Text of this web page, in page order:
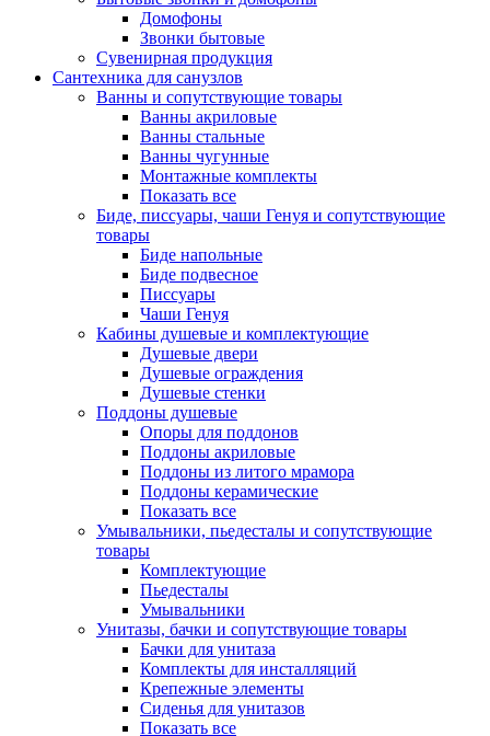
Домофоны
Звонки бытовые
Сувенирная продукция
Сантехника для санузлов
Ванны и сопутствующие товары
Ванны акриловые
Ванны стальные
Ванны чугунные
Монтажные комплекты
Показать все
Биде, писсуары, чаши Генуя и сопутствующие
товары
Биде напольные
Биде подвесное
Писсуары
Чаши Генуя
Кабины душевые и комплектующие
Душевые двери
Душевые ограждения
Душевые стенки
Поддоны душевые
Опоры для поддонов
Поддоны акриловые
Поддоны из литого мрамора
Поддоны керамические
Показать все
Умывальники, пьедесталы и сопутствующие
товары
Комплектующие
Пьедесталы
Умывальники
Унитазы, бачки и сопутствующие товары
Бачки для унитаза
Комплекты для инсталляций
Крепежные элементы
Сиденья для унитазов
Показать все